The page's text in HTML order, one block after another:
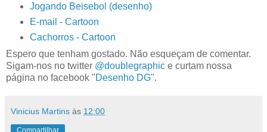
Jogando Beisebol (desenho)
E-mail - Cartoon
Cachorros - Cartoon
Espero que tenham gostado. Não esqueçam de comentar.
Sigam-nos no twitter @doublegraphic e curtam nossa
página no facebook "Desenho DG".
Vinicius Martins às 12:00